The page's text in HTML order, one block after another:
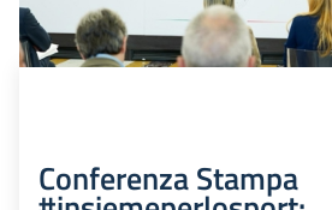
Conferenza Stampa